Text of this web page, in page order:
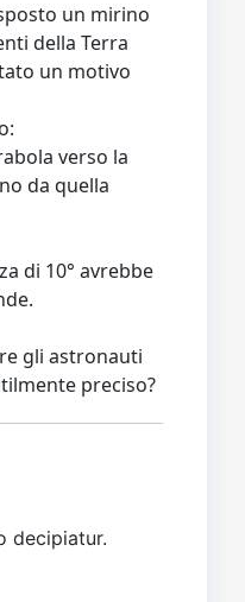
un mirino
della Terra
un motivo
verso la
da quella
di 10° avrebbe
gli astronauti
preciso?
decipiatur.